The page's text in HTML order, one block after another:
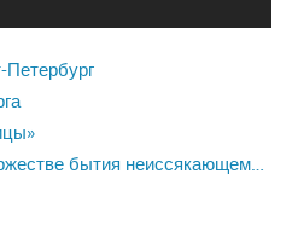
бытия неиссякающем…